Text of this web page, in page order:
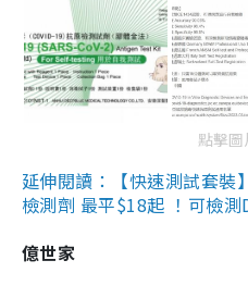
點擊
延伸閱讀：【快速測試套裝
檢測劑 最平$18起 ！可檢
億世家